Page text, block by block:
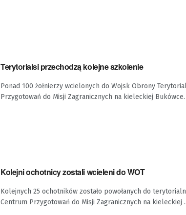
Terytorialsi przechodzą kolejne szkolenie
Ponad 100 żołnierzy wcielonych do Wojsk Obrony
Przygotowań do Misji Zagranicznych na kieleckiej Bukówce.
Kolejni ochotnicy zostali wcieleni do WOT
Kolejnych 25 ochotników zostało powołanych do
Centrum Przygotowań do Misji Zagranicznych na kieleckiej